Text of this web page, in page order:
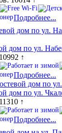
Подробнее...
дом по ул.
↑
Подробнее...
дом по ул.
↑
Подробнее...